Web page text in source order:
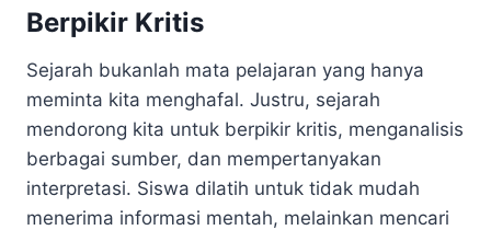
Berpikir Kritis
Sejarah bukanlah mata pelajaran yang hanya
meminta kita menghafal. Justru, sejarah
mendorong kita untuk berpikir kritis, menganalisis
berbagai sumber, dan mempertanyakan
interpretasi. Siswa dilatih untuk tidak mudah
menerima informasi mentah, melainkan mencari